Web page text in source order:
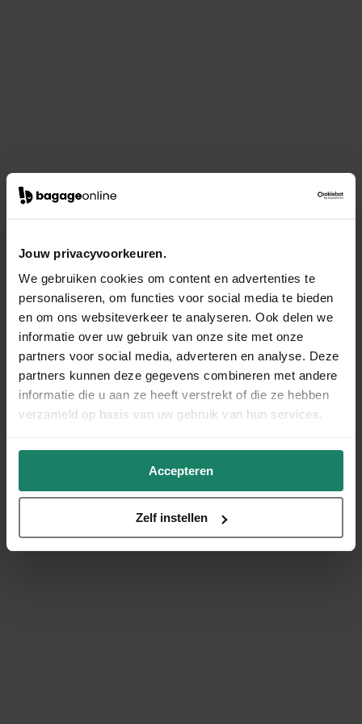
Jouw privacyvoorkeuren.
We gebruiken cookies om content en advertenties te
personaliseren, om functies voor social media te bieden
en om ons websiteverkeer te analyseren. Ook delen we
informatie over uw gebruik van onze site met onze
partners voor social media, adverteren en analyse. Deze
partners kunnen deze gegevens combineren met andere
informatie die u aan ze heeft verstrekt of die ze hebben
verzameld op basis van uw gebruik van hun services.
Accepteren
Zelf instellen